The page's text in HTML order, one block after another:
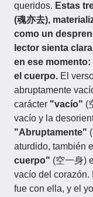
queridos. Estas
(魂亦去),
como un
lector sienta
en ese
el cuerpo. El
abruptamente
carácter "vacío" (
vacío y la
"Abruptamente"
aturdido, también
cuerpo" (空一身)
vacío del corazón.
fue con ella, y el